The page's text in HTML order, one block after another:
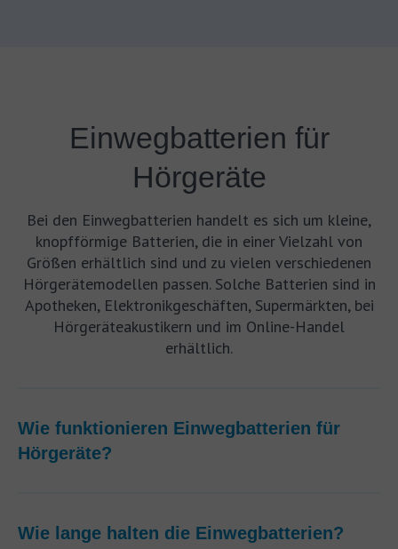
Einwegbatterien für
Hörgeräte
Bei den Einwegbatterien handelt es sich um kleine,
knopfförmige Batterien, die in einer Vielzahl von
Größen erhältlich sind und zu vielen verschiedenen
Hörgerätemodellen passen. Solche Batterien sind in
Apotheken, Elektronikgeschäften, Supermärkten, bei
Hörgeräteakustikern und im Online-Handel
erhältlich.
Wie funktionieren Einwegbatterien für
Hörgeräte?
Wie lange halten die Einwegbatterien?